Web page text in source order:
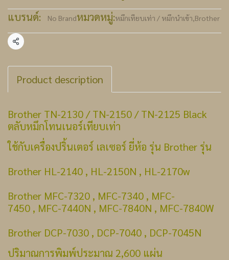
แบรนด์:
No Brandหมวดหมู่:หมึกเทียบเท่า / หมึกนำเข้า,Brother
แชร์
Product description
Brother TN-2130 / TN-2150 / TN-2125 Black
ตลับหมึกโทนเนอร์เทียบเท่า
ใช้กับเครื่องปริ้นเตอร์ เลเซอร์ ยี่ห้อ รุ่น Brother รุ่น
Brother HL-2140 , HL-2150N , HL-2170w
Brother MFC-7320 , MFC-7340 , MFC-
7450 , MFC-7440N , MFC-7840N , MFC-7840W
Brother DCP-7030 , DCP-7040 , DCP-7045N
ปริมาณการพิมพ์ประมาณ 2,600 แผ่น